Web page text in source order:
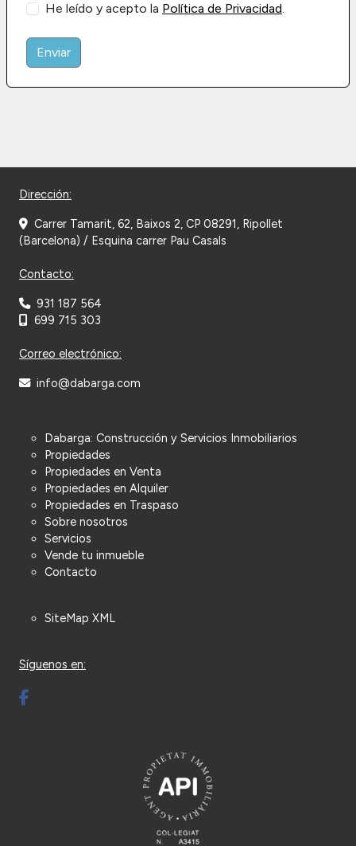
He leído y acepto la Política de Privacidad.
Enviar
Dirección:
Carrer Tamarit, 62, Baixos 2, CP 08291, Ripollet
(Barcelona) / Esquina carrer Pau Casals
Contacto:
931 187 564
699 715 303
Correo electrónico:
info@dabarga.com
Dabarga: Construcción y Servicios Inmobiliarios
Propiedades
Propiedades en Venta
Propiedades en Alquiler
Propiedades en Traspaso
Sobre nosotros
Servicios
Vende tu inmueble
Contacto
SiteMap XML
Síguenos en: